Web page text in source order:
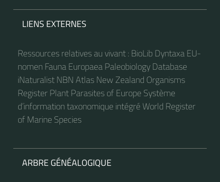
LIENS EXTERNES
Ressources relatives au vivant : BioLib Dyntaxa EU-
nomen Fauna Europaea Paleobiology Database
iNaturalist NBN Atlas New Zealand Organisms
Register Plant Parasites of Europe Système
d’information taxonomique intégré World Register
of Marine Species
ARBRE GÉNÉALOGIQUE